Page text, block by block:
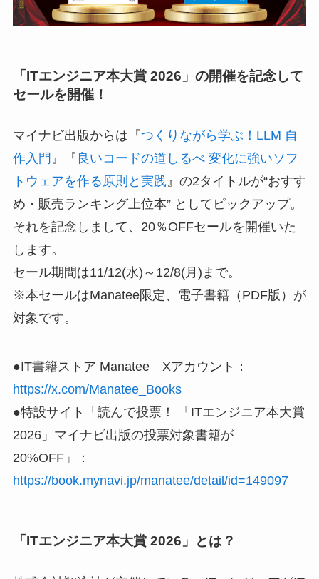
「ITエンジニア本大賞 2026」の開催を記念して
セールを開催！
マイナビ出版からは『つくりながら学ぶ！LLM 自
作入門 』『 良いコードの道しるべ 変化に強いソフ
トウェアを作る原則と実践』の2タイトルが“おすす
め・販売ランキング上位本” としてピックアップ。
それを記念しまして、20％OFFセールを開催いた
します。
セール期間は11/12(水)～12/8(月)まで。
※本セールはManatee限定、電子書籍（PDF版）が
対象です。
●IT書籍ストア Manatee Xアカウント：
https://x.com/Manatee_Books
●特設サイト「読んで投票！ 「ITエンジニア本大賞
2026」マイナビ出版の投票対象書籍が
20%OFF」：
https://book.mynavi.jp/manatee/detail/id=149097
「ITエンジニア本大賞 2026」とは？